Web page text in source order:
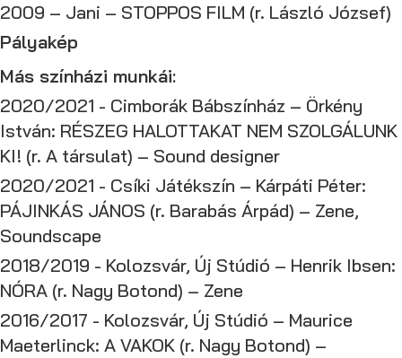
2009 – Jani – STOPPOS FILM (r. László József)
Pályakép
Más színházi munkái:
2020/2021 - Cimborák Bábszínház – Örkény
István: RÉSZEG HALOTTAKAT NEM SZOLGÁLUNK
KI! (r. A társulat) – Sound designer
2020/2021 - Csíki Játékszín – Kárpáti Péter:
PÁJINKÁS JÁNOS (r. Barabás Árpád) – Zene,
Soundscape
2018/2019 - Kolozsvár, Új Stúdió – Henrik Ibsen:
NÓRA (r. Nagy Botond) – Zene
2016/2017 - Kolozsvár, Új Stúdió – Maurice
Maeterlinck: A VAKOK (r. Nagy Botond) –